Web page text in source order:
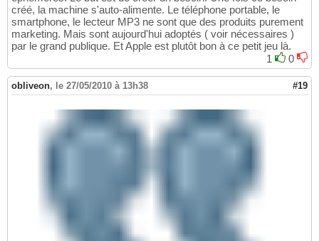
créé, la machine s'auto-alimente. Le téléphone portable, le
smartphone, le lecteur MP3 ne sont que des produits purement
marketing. Mais sont aujourd'hui adoptés ( voir nécessaires )
par le grand publique. Et Apple est plutôt bon à ce petit jeu là.
1
0
obliveon, le 27/05/2010 à 13h38 #19